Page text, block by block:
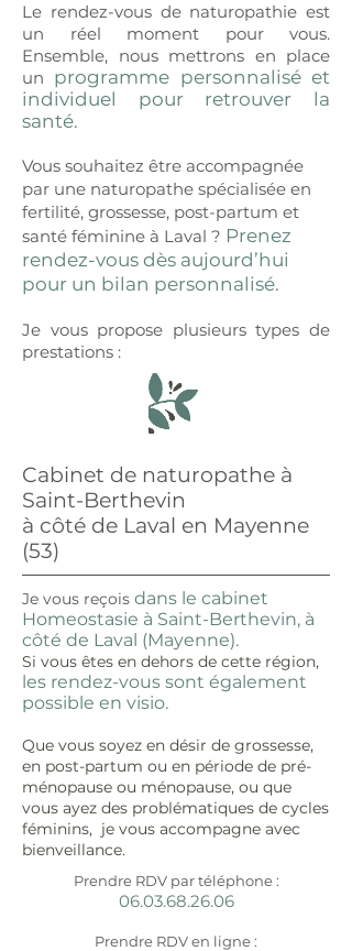
Le rendez-vous de naturopathie est
un réel moment pour vous.
Ensemble, nous mettrons en place
un programme personnalisé et
individuel pour retrouver la
santé.​
Vous souhaitez être accompagnée
par une naturopathe spécialisée en
fertilité, grossesse, post-partum et
santé féminine à Laval ? Prenez
rendez-vous dès aujourd’hui
pour un bilan personnalisé.
Je vous propose plusieurs types de
prestations :
Cabinet de naturopathe à
Saint-Berthevin
à côté de Laval en Mayenne
(53)
Je vous reçois dans le cabinet
Homeostasie à Saint-Berthevin, à
côté de Laval (Mayenne).
Si vous êtes en dehors de cette région,
les rendez-vous sont également
possible en visio.
Que vous soyez en désir de grossesse,
en post-partum ou en période de pré-
ménopause ou ménopause, ou que
vous ayez des problématiques de cycles
féminins, je vous accompagne avec
bienveillance.
Prendre RDV par téléphone :
06.03.68.26.06
Prendre RDV en ligne :